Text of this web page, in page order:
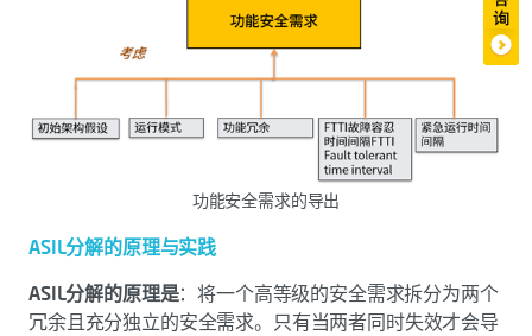
功能安全需求的导出
ASIL分解的原理与实践
ASIL分解的原理是：将一个高等级的安全需求拆分为两个
冗余且充分独立的安全需求。只有当两者同时失效才会导